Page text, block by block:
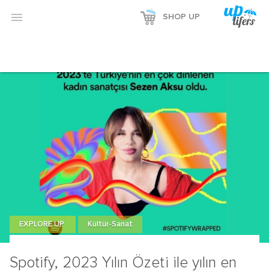
 SHOP UP
Spotify, 2023 Yılın Özeti ile yılın en
EXPLORE UP Kültür-Sanat